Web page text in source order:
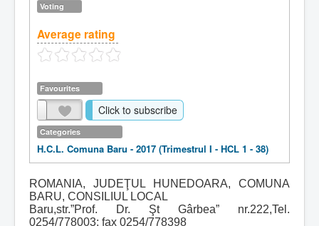
Voting
Average rating
Favourites
Click to subscribe
Categories
H.C.L. Comuna Baru - 2017 (Trimestrul I - HCL 1 - 38)
ROMANIA, JUDEŢUL HUNEDOARA, COMUNA
BARU, CONSILIUL LOCAL
Baru,str.”Prof. Dr. Şt Gârbea” nr.222,Tel.
0254/778003; fax 0254/778398